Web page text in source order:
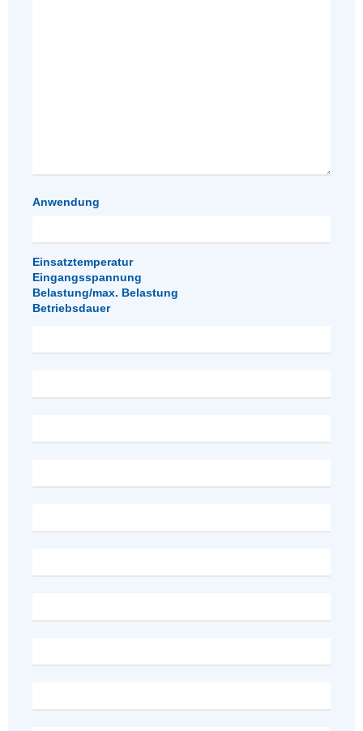
Anwendung
Einsatztemperatur
Eingangsspannung
Belastung/max. Belastung
Betriebsdauer